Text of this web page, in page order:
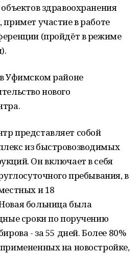
здравоохранения
участие в работе
(пройдёт в режиме
Уфимском районе
нового
представляет собой
из быстровозводимых
Он включает в себя
пребывания, в
и 18
больница была
сроки по поручению
- за 55 дней. Более 80%
на новостройке,